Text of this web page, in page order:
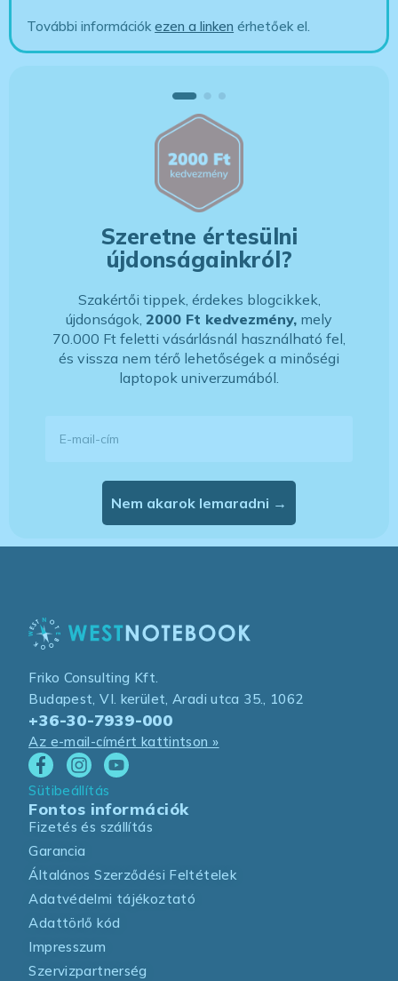
További információkezen a linken érhetőek el.
Szeretne értesülni
újdonságainkról?
Szakértői tippek, érdekes blogcikkek,
újdonságok, 2000 Ft kedvezmény, mely
70.000 Ft feletti vásárlásnál használható fel,
és vissza nem térő lehetőségek a minőségi
laptopok univerzumából.
Nem akarok lemaradni →
Friko Consulting Kft.
Budapest, VI. kerület, Aradi utca 35., 1062
+36-30-7939-000
Az e-mail-címért kattintson »
Sütibeállítás
Fontos információk
Fizetés és szállítás
Garancia
Általános Szerződési Feltételek
Adatvédelmi tájékoztató
Adattörlő kód
Impresszum
Szervizpartnerség